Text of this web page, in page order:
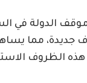
الدولة في
مما